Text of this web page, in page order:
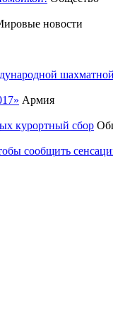
новости
Армия
курортный сбор
сообщить